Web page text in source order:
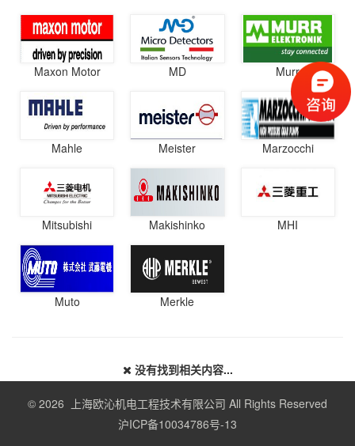
Maxon Motor MD Murr
Mahle Meister Marzocchi
Mitsubishi Makishinko MHI
Muto Merkle
没有找到相关内容...
© 2026 上海欧沁机电工程技术有限公司 All Rights Reserved
沪ICP备10034786号-13